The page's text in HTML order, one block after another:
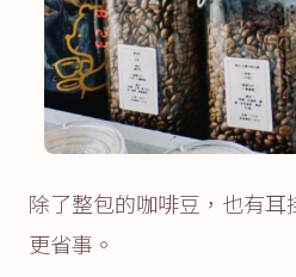
除了整包的咖啡豆，也有
更省事。